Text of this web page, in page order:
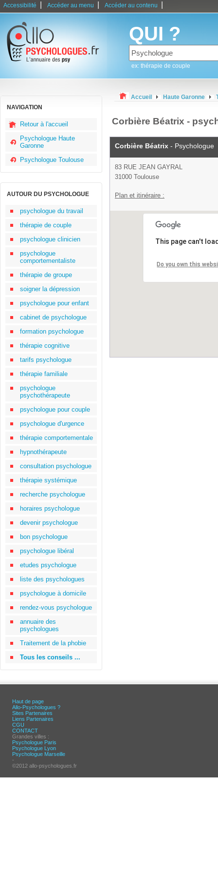
Accessibilité Accéder au menu Accéder au contenu
QUI ?
ex: thérapie de couple
NAVIGATION
Retour à l'accueil
Psychologue Haute
Garonne
Psychologue Toulouse
AUTOUR DU PSYCHOLOGUE
psychologue du travail
thérapie de couple
psychologue clinicien
psychologue
comportementaliste
thérapie de groupe
soigner la dépression
psychologue pour enfant
cabinet de psychologue
formation psychologue
thérapie cognitive
tarifs psychologue
thérapie familiale
psychologue
psychothérapeute
psychologue pour couple
psychologue d'urgence
thérapie comportementale
hypnothérapeute
consultation psychologue
thérapie systémique
recherche psychologue
horaires psychologue
devenir psychologue
bon psychologue
psychologue libéral
etudes psychologue
liste des psychologues
psychologue à domicile
rendez-vous psychologue
annuaire des
psychologues
Traitement de la phobie
Tous les conseils ...
Accueil Haute Garonne
Corbière Béatrix -
Corbière Béatrix - Psychologue
83 RUE JEAN GAYRAL
31000 Toulouse
Plan et itinéraire :
This page can't
Do you own this
Haut de page
Allo-Psychologues ?
Sites Partenaires
Liens Partenaires
CGU
CONTACT
Grandes villes :
Psychologue Paris
Psychologue Lyon
Psychologue Marseille
-
©2012 allo-psychologues.fr